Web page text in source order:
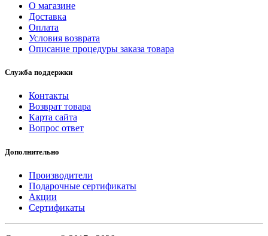
О магазине
Доставка
Оплата
Условия возврата
Описание процедуры заказа товара
Служба поддержки
Контакты
Возврат товара
Карта сайта
Вопрос ответ
Дополнительно
Производители
Подарочные сертификаты
Акции
Сертификаты